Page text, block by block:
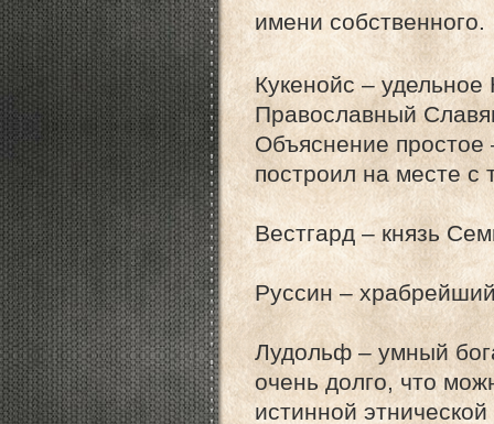
имени собственного.
Кукенойс –
Православный
Объяснение простое
построил на месте с
Вестгард – князь
Руссин –
Лудольф – умный
очень долго, что
истинной